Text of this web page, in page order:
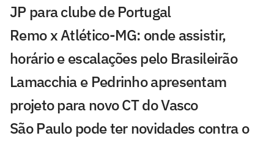
JP para clube de Portugal
Remo x Atlético-MG: onde assistir,
horário e escalações pelo Brasileirão
Lamacchia e Pedrinho apresentam
projeto para novo CT do Vasco
São Paulo pode ter novidades contra o